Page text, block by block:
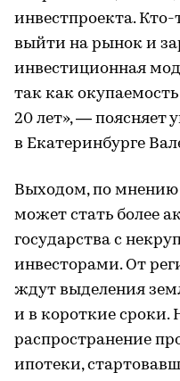
инвестпроекта.
выйти на рынок и
инвестиционная
так как
20 лет», — поясняет
в Екатеринбурге
Выходом, по мнению
может стать более
государства с
инвесторами. От
ждут выделения
и в короткие сроки.
распространение
ипотеки,